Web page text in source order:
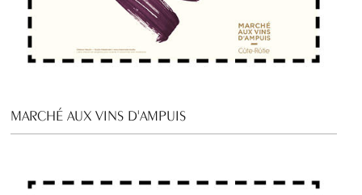
MARCHÉ AUX VINS D'AMPUIS